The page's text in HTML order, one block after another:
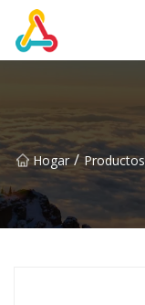
Hogar / Productos